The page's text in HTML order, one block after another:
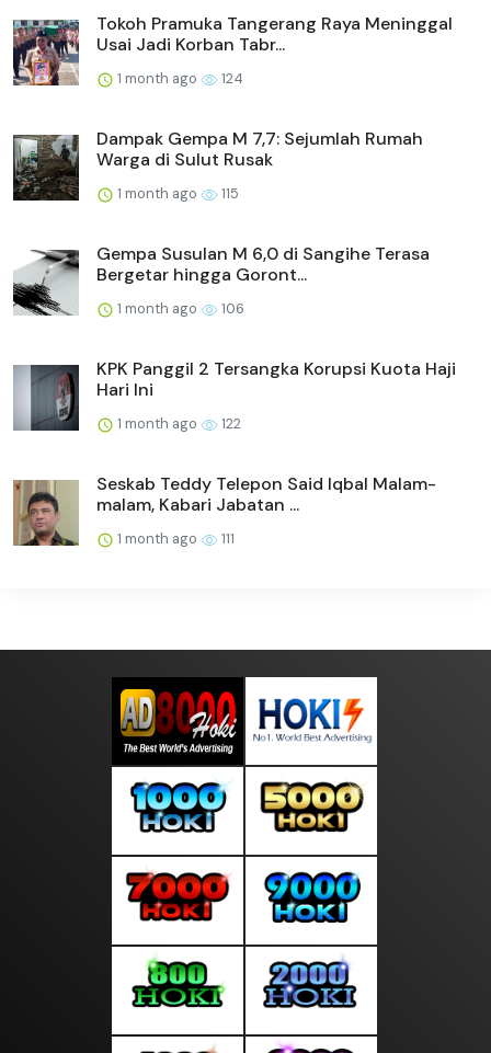
Tokoh Pramuka Tangerang Raya Meninggal
Usai Jadi Korban Tabr...
1 month ago 124
Dampak Gempa M 7,7: Sejumlah Rumah
Warga di Sulut Rusak
1 month ago 115
Gempa Susulan M 6,0 di Sangihe Terasa
Bergetar hingga Goront...
1 month ago 106
KPK Panggil 2 Tersangka Korupsi Kuota Haji
Hari Ini
1 month ago 122
Seskab Teddy Telepon Said Iqbal Malam-
malam, Kabari Jabatan ...
1 month ago 111